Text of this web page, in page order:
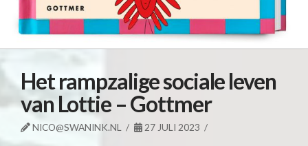
Het rampzalige sociale leven
van Lottie – Gottmer
NICO@SWANINK.NL 27 JULI 2023